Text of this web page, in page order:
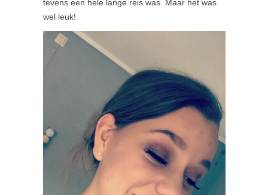
tevens een hele lange reis was. Maar het was
wel leuk!